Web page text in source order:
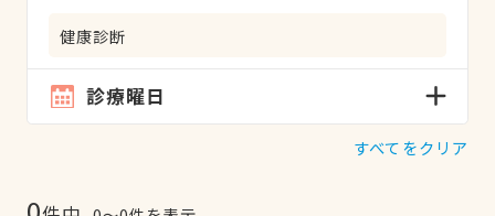
健康診断
診療曜日
すべてをクリア